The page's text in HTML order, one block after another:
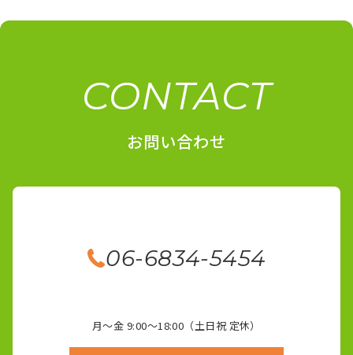
CONTACT
お問い合わせ
06-6834-5454
月～金 9:00～18:00（土日祝 定休）